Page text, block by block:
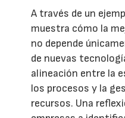
A través de un
muestra cómo la
no depende
de nuevas
alineación entre la
los procesos y la
recursos. Una